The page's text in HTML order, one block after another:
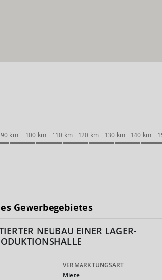
90 km 100 km 110 km 120 km 130 km 140 km
Gewerbegebietes
NEUBAU EINER LAGER-
VERMARKTUNGSART
Miete